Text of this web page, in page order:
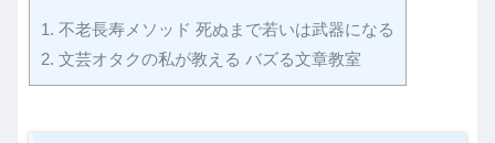
1. 不老長寿メソッド 死ぬまで若いは武器になる
2. 文芸オタクの私が教える バズる文章教室